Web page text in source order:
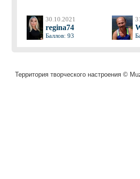
30.10.2021
regina74
Баллов: 93
Территория творческого настроения ©